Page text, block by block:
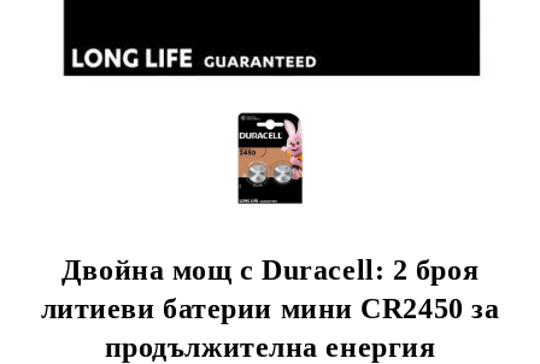
Двойна мощ с Duracell: 2 броя
литиеви батерии мини CR2450 за
продължителна енергия